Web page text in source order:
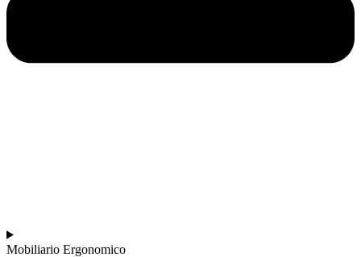
Mobiliario Ergonomico